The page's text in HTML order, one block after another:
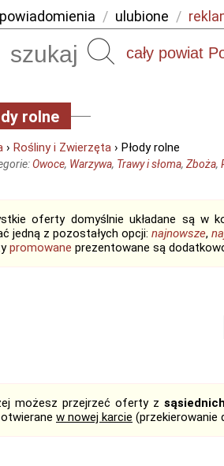
powiadomienia / ulubione /
Szukaj
rolne
› Rośliny i Zwierzęta › Płody rolne
Owoce, Warzywa, Trawy i słoma, Zboża,
oferty domyślnie układane są w
jedną z pozostałych opcji: najnowsze,
promowane prezentowane są
możesz przejrzeć oferty z
w nowej karcie (przekierowanie